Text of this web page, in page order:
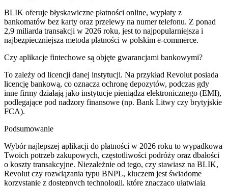
BLIK oferuje błyskawiczne płatności online, wypłaty z
bankomatów bez karty oraz przelewy na numer telefonu. Z ponad
2,9 miliarda transakcji w 2026 roku, jest to najpopularniejsza i
najbezpieczniejsza metoda płatności w polskim e-commerce.
Czy aplikacje fintechowe są objęte gwarancjami bankowymi?
To zależy od licencji danej instytucji. Na przykład Revolut posiada
licencję bankową, co oznacza ochronę depozytów, podczas gdy
inne firmy działają jako instytucje pieniądza elektronicznego (EMI),
podlegające pod nadzory finansowe (np. Bank Litwy czy brytyjskie
FCA).
Podsumowanie
Wybór najlepszej aplikacji do płatności w 2026 roku to wypadkowa
Twoich potrzeb zakupowych, częstotliwości podróży oraz dbałości
o koszty transakcyjne. Niezależnie od tego, czy stawiasz na BLIK,
Revolut czy rozwiązania typu BNPL, kluczem jest świadome
korzystanie z dostępnych technologii, które znacząco ułatwiają